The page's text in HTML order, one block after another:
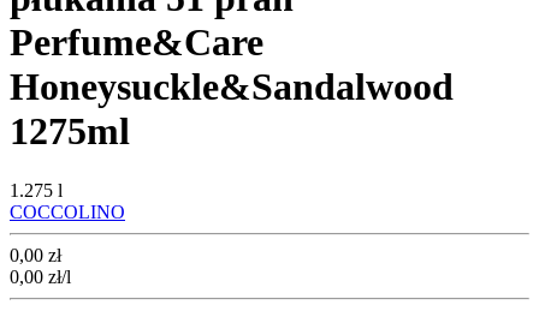
Perfume&Care
Honeysuckle&Sandalwood
1275ml
1.275 l
COCCOLINO
Cena
0,00 zł
0,00 zł/l